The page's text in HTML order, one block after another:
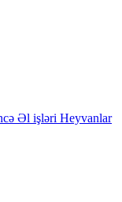
Əl işləri Heyvanlar